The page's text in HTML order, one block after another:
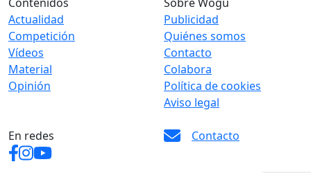
Actualidad
Competición
Vídeos
Material
Opinión
Publicidad
Quiénes somos
Contacto
Colabora
Política de cookies
Aviso legal
En redes Contacto